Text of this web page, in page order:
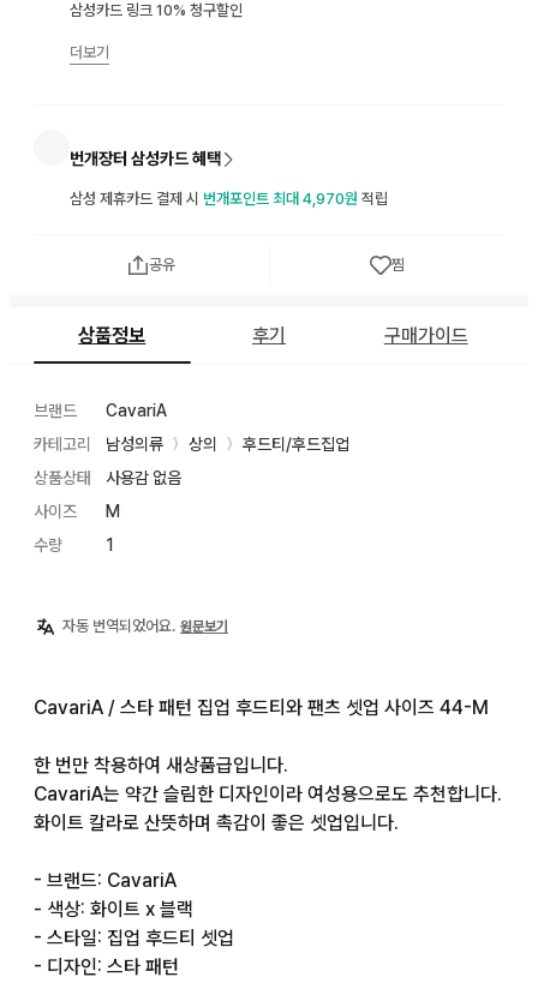
삼성카드 링크 10% 청구할인
더보기
번개장터 삼성카드 혜택
삼성 제휴카드 결제 시 번개포인트 최대 4,970원 적립
공유 찜
상품정보 후기 구매가이드
브랜드
CavariA
카테고리
남성의류 〉 상의 〉
후드티/후드집업
상품상태
사용감 없음
사이즈
M
수량
1
자동 번역되었어요. 원문보기
CavariA / 스타 패턴 집업 후드티와 팬츠 셋업 사이즈 44-M
한 번만 착용하여 새상품급입니다.
CavariA는 약간 슬림한 디자인이라 여성용으로도 추천합니다.
화이트 칼라로 산뜻하며 촉감이 좋은 셋업입니다.
- 브랜드: CavariA
- 색상: 화이트 x 블랙
- 스타일: 집업 후드티 셋업
- 디자인: 스타 패턴